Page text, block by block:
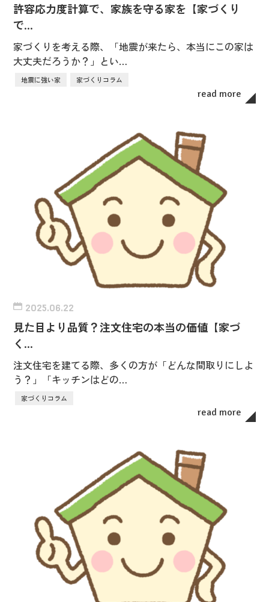
許容応力度計算で、家族を守る家を【家づくり
で…
家づくりを考える際、「地震が来たら、本当にこの家は
大丈夫だろうか？」とい…
地震に強い家 家づくりコラム
read more
2025.06.22
見た目より品質？注文住宅の本当の価値【家づ
く…
注文住宅を建てる際、多くの方が「どんな間取りにしよ
う？」「キッチンはどの…
家づくりコラム
read more